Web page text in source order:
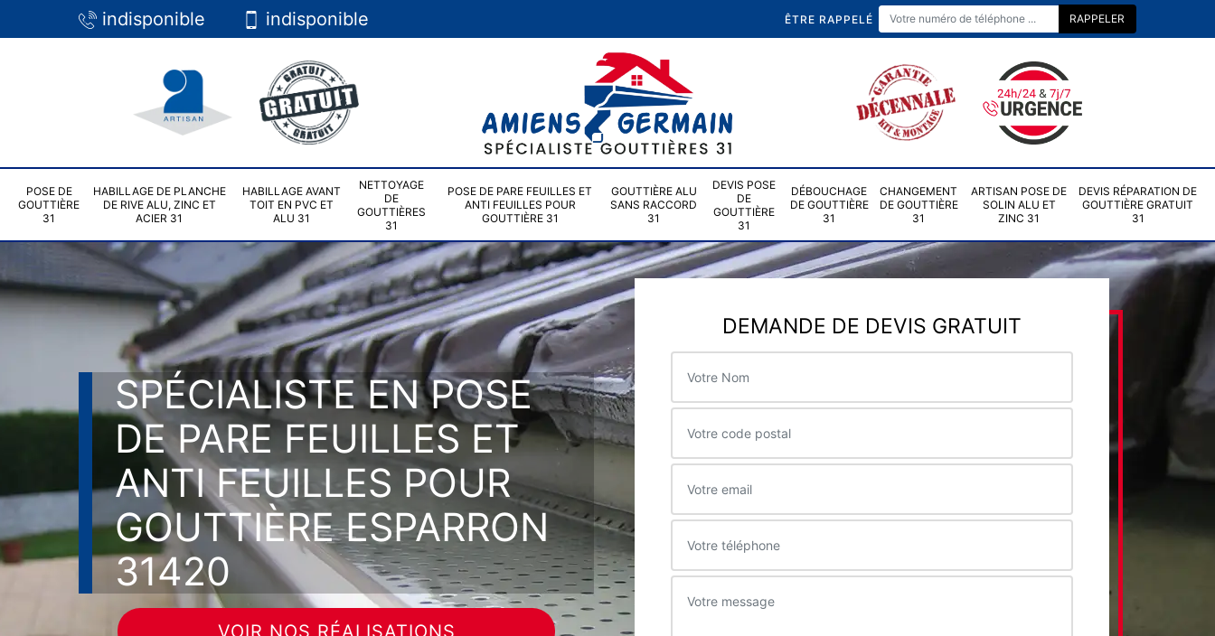
indisponible indisponible ÊTRE RAPPELÉ
POSE DE
GOUTTIÈRE
31
HABILLAGE DE PLANCHE
DE RIVE ALU, ZINC ET
ACIER 31
HABILLAGE AVANT
TOIT EN PVC ET
ALU 31
NETTOYAGE
DE
GOUTTIÈRES
31
POSE DE PARE FEUILLES ET
ANTI FEUILLES POUR
GOUTTIÈRE 31
GOUTTIÈRE ALU
SANS RACCORD
31
DEVIS POSE
DE
GOUTTIÈRE
31
DÉBOUCHAGE
DE GOUTTIÈRE
31
CHANGEMENT
DE GOUTTIÈRE
31
ARTISAN POSE DE
SOLIN ALU ET
ZINC 31
DEVIS RÉPARATION DE
GOUTTIÈRE GRATUIT
31
SPÉCIALISTE EN POSE
DE PARE FEUILLES ET
ANTI FEUILLES POUR
GOUTTIÈRE ESPARRON
31420
VOIR NOS RÉALISATIONS
DEMANDE DE DEVIS GRATUIT